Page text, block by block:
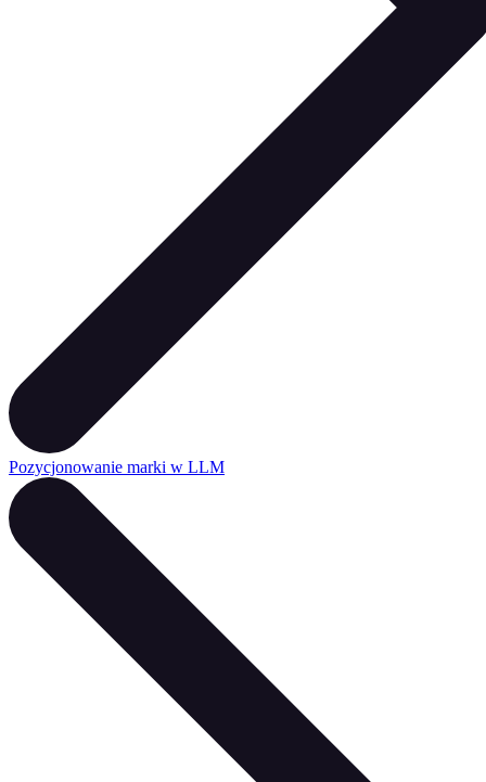
Pozycjonowanie marki w LLM